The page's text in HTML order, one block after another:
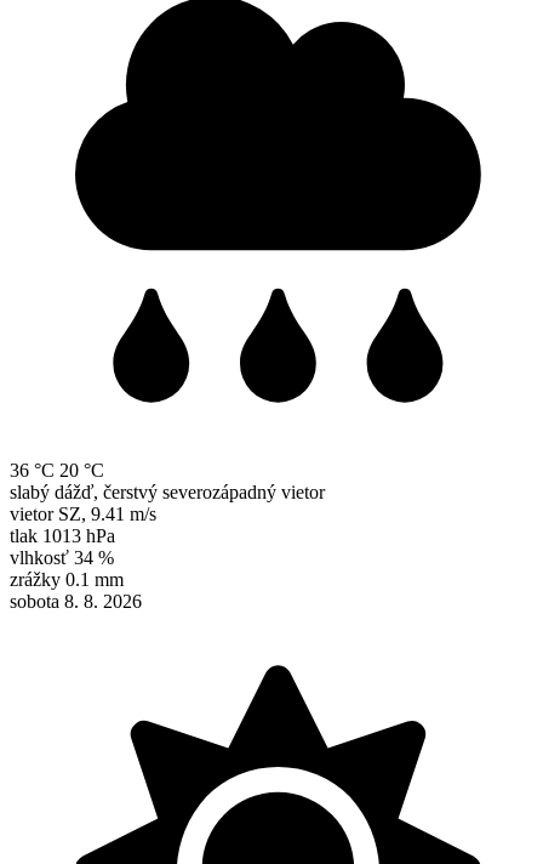
36 °C 20 °C
slabý dážď, čerstvý severozápadný vietor
vietor SZ, 9.41 m/s
tlak 1013 hPa
vlhkosť 34 %
zrážky 0.1 mm
sobota 8. 8. 2026